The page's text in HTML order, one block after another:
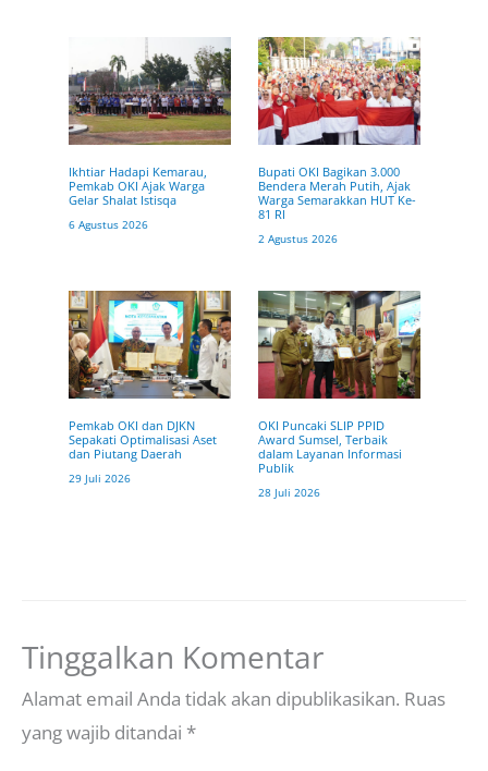
Ikhtiar Hadapi Kemarau,
Pemkab OKI Ajak Warga
Gelar Shalat Istisqa
6 Agustus 2026
Bupati OKI Bagikan 3.000
Bendera Merah Putih, Ajak
Warga Semarakkan HUT Ke-
81 RI
2 Agustus 2026
Pemkab OKI dan DJKN
Sepakati Optimalisasi Aset
dan Piutang Daerah
29 Juli 2026
OKI Puncaki SLIP PPID
Award Sumsel, Terbaik
dalam Layanan Informasi
Publik
28 Juli 2026
Tinggalkan Komentar
Alamat email Anda tidak akan dipublikasikan. Ruas
yang wajib ditandai *